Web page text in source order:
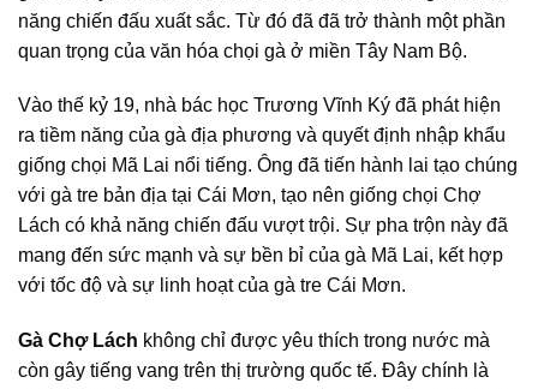
năng chiến đấu xuất sắc. Từ đó đã đã trở thành một phần
quan trọng của văn hóa chọi gà ở miền Tây Nam Bộ.
Vào thế kỷ 19, nhà bác học Trương Vĩnh Ký đã phát hiện
ra tiềm năng của gà địa phương và quyết định nhập khẩu
giống chọi Mã Lai nổi tiếng. Ông đã tiến hành lai tạo chúng
với gà tre bản địa tại Cái Mơn, tạo nên giống chọi Chợ
Lách có khả năng chiến đấu vượt trội. Sự pha trộn này đã
mang đến sức mạnh và sự bền bỉ của gà Mã Lai, kết hợp
với tốc độ và sự linh hoạt của gà tre Cái Mơn.
Gà Chợ Lách không chỉ được yêu thích trong nước mà
còn gây tiếng vang trên thị trường quốc tế. Đây chính là